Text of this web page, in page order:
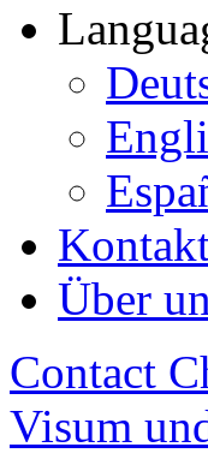
Über
Contact
Visum